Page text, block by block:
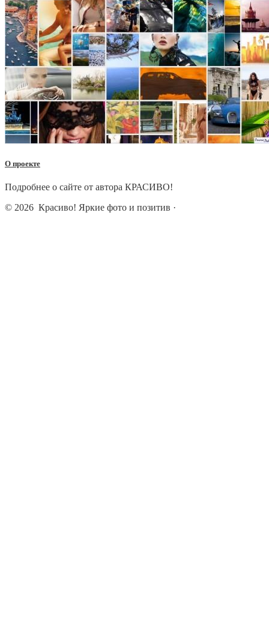
О проекте
Подробнее о сайте от автора КРАСИВО!
© 2026 Красиво! Яркие фото и позитив ·